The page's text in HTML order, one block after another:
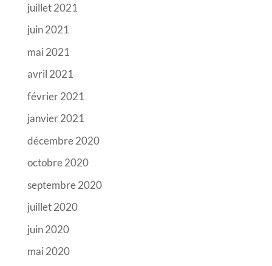
juillet 2021
juin 2021
mai 2021
avril 2021
février 2021
janvier 2021
décembre 2020
octobre 2020
septembre 2020
juillet 2020
juin 2020
mai 2020